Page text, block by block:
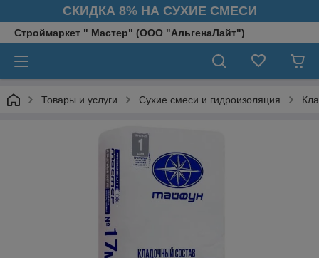
СКИДКА 8% НА СУХИЕ СМЕСИ
Строймаркет " Мастер" (ООО "АльгенаЛайт")
Товары и услуги Сухие смеси и гидроизоляция